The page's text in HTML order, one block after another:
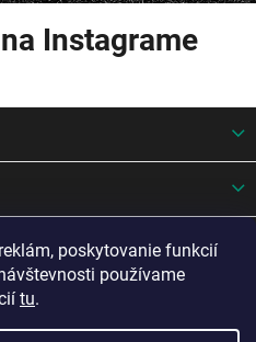
poskytovanie funkcií
používame
tu.
Instagrame